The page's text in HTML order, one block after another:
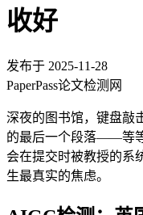
收好
发布于 2025-11-28
PaperPass论文检测网
深夜的图书馆，键盘敲
的最后一个段落——等
会在提交时被教授的系
生最真实的焦虑。